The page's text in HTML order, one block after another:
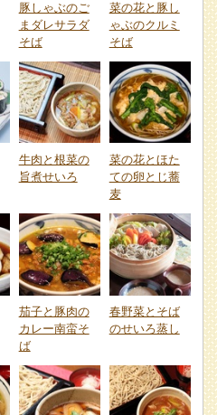
豚しゃぶのご
まダレサラダ
そば
菜の花と豚し
ゃぶのクルミ
そば
牛肉と根菜の
旨煮せいろ
菜の花とほた
ての卵とじ蕎
麦
茄子と豚肉の
カレー南蛮そ
ば
春野菜とそば
のせいろ蒸し